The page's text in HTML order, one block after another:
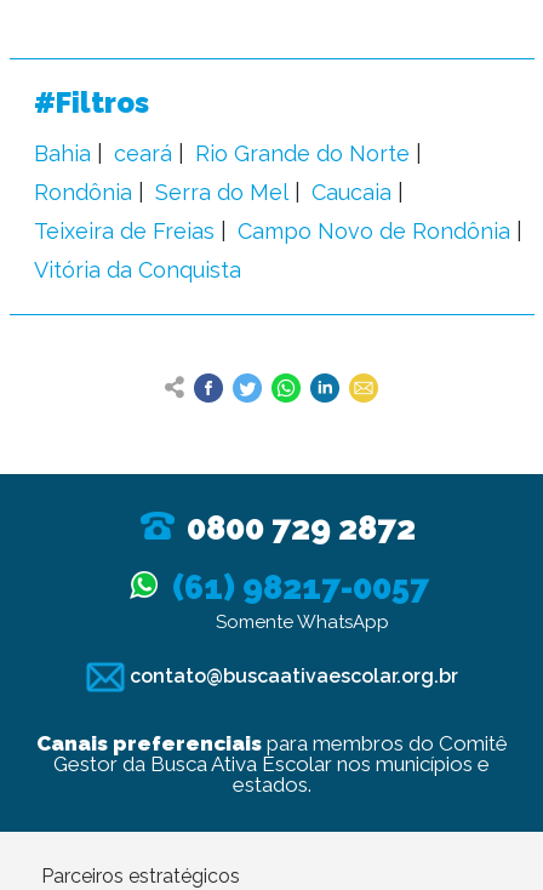
#Filtros
Bahia ceará
Rio Grande do Norte
Rondônia
Serra do Mel
Caucaia
Teixeira de Freias
Campo Novo de Rondônia
Vitória da Conquista
0800 729 2872
(61) 98217-0057
Somente WhatsApp
contato@buscaativaescolar.org.br
Canais preferenciaispara membros do Comitê
Gestor da Busca Ativa Escolar nos municípios e
estados.
Parceiros estratégicos